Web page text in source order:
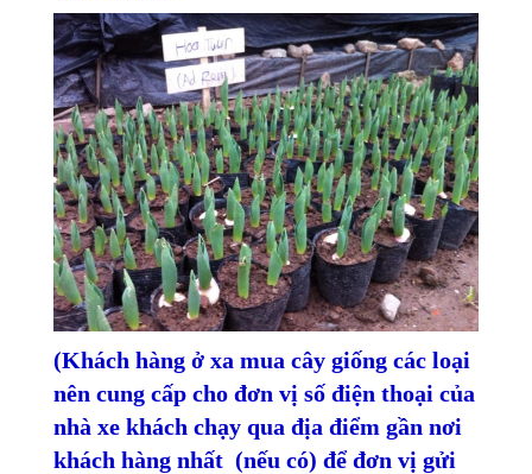
(Khách hàng ở xa mua cây giống các loại
nên cung cấp cho đơn vị số điện thoại của
nhà xe khách chạy qua địa điểm gần nơi
khách hàng nhất (nếu có) để đơn vị gửi